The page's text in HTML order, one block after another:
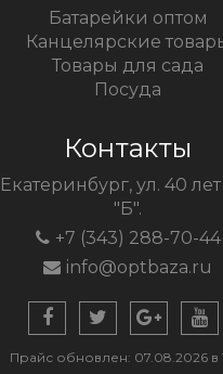
Батарейки оптом
Канцелярские
Товары для сада
Посуда
Контакты
ул. 40
"Б".
+7 (343) 288-70-44
info@optbaza.ru
Прайс обновлен: 07.08.2026 в